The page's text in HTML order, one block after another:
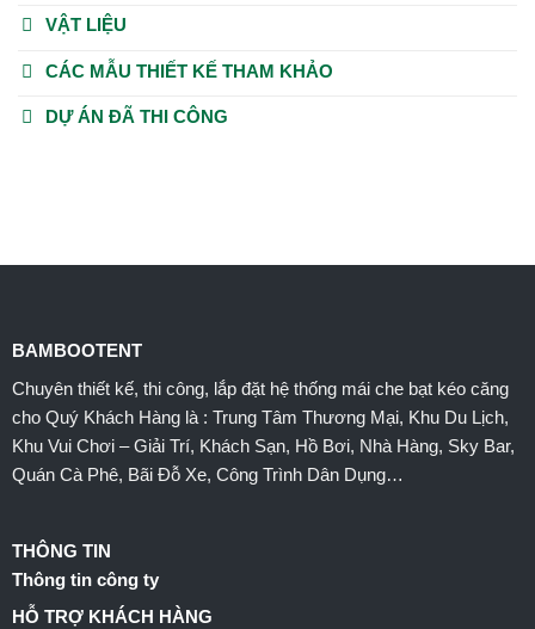
VẬT LIỆU
CÁC MẪU THIẾT KẾ THAM KHẢO
DỰ ÁN ĐÃ THI CÔNG
BAMBOOTENT
Chuyên thiết kế, thi công, lắp đặt hệ thống mái che bạt kéo căng
cho Quý Khách Hàng là : Trung Tâm Thương Mại, Khu Du Lịch,
Khu Vui Chơi – Giải Trí, Khách Sạn, Hồ Bơi, Nhà Hàng, Sky Bar,
Quán Cà Phê, Bãi Đỗ Xe, Công Trình Dân Dụng…
THÔNG TIN
Thông tin công ty
HỖ TRỢ KHÁCH HÀNG